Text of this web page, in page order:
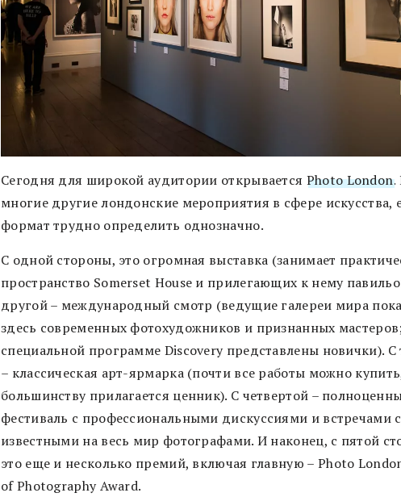
Сегодня для широкой аудитории открывается Photo London.
многие другие лондонские мероприятия в сфере искусства,
формат трудно определить однозначно.
С одной стороны, это огромная выставка (занимает
пространство Somerset House и прилегающих к нему
другой – международный смотр (ведущие галереи мира
здесь современных фотохудожников и признанных
специальной программе Discovery представлены новички). С
– классическая арт-ярмарка (почти все работы можно
большинству прилагается ценник). С четвертой –
фестиваль с профессиональными дискуссиями и встречами с
известными на весь мир фотографами. И наконец, с пятой
это еще и несколько премий, включая главную – Photo
of Photography Award.